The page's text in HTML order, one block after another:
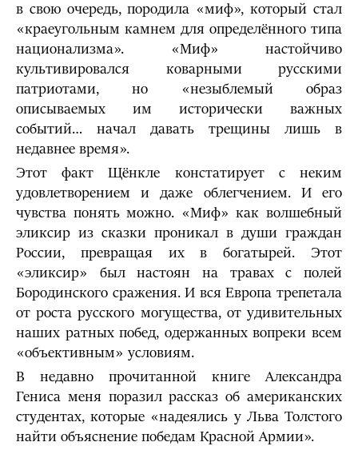
в свою очередь, породила «миф», который стал
«краеугольным камнем для определённого типа
национализма». «Миф» настойчиво
культивировался коварными русскими
патриотами, но «незыблемый образ
описываемых им исторически важных
событий… начал давать трещины лишь в
недавнее время».
Этот факт Щёнкле констатирует с неким
удовлетворением и даже облегчением. И его
чувства понять можно. «Миф» как волшебный
эликсир из сказки проникал в души граждан
России, превращая их в богатырей. Этот
«эликсир» был настоян на травах с полей
Бородинского сражения. И вся Европа трепетала
от роста русского могущества, от удивительных
наших ратных побед, одержанных вопреки всем
«объективным» условиям.
В недавно прочитанной книге Александра
Гениса меня поразил рассказ об американских
студентах, которые «надеялись у Льва Толстого
найти объяснение победам Красной Армии».